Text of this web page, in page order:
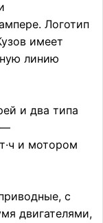
Логотип
имеет
линию
и два типа
—
и мотором
с
двигателями,